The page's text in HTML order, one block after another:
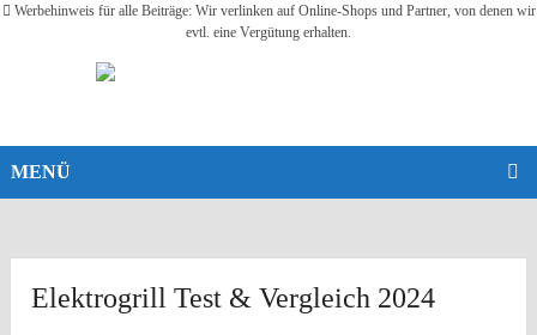
Werbehinweis für alle Beiträge: Wir verlinken auf Online-Shops und Partner, von denen wir
evtl. eine Vergütung erhalten.
MENÜ
Elektrogrill Test & Vergleich 2024